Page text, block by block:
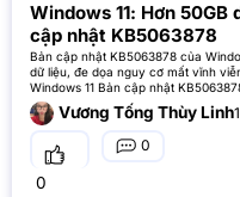
Windows 11: Hơn
cập nhật KB5063878
Bản cập nhật KB5063878 của
dữ liệu, đe dọa nguy cơ mất vĩnh
Windows 11 Bản cập nhật
nhằm vá các lỗ hổng bảo mật, lại
Vương Tống Thùy Linh
0
0